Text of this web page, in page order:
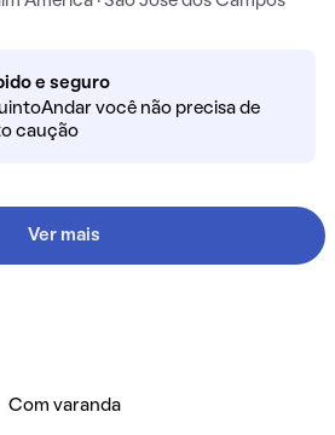
e seguro
você não precisa de
caução
Ver mais
Com varanda